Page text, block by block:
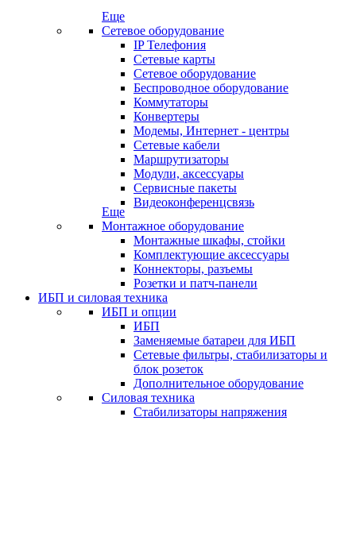
Еще
Сетевое оборудование
IP Телефония
Сетевые карты
Сетевое оборудование
Беспроводное оборудование
Коммутаторы
Конвертеры
Модемы, Интернет - центры
Сетевые кабели
Маршрутизаторы
Модули, аксессуары
Сервисные пакеты
Видеоконференцсвязь
Еще
Монтажное оборудование
Монтажные шкафы, стойки
Комплектующие аксессуары
Коннекторы, разъемы
Розетки и патч-панели
ИБП и силовая техника
ИБП и опции
ИБП
Заменяемые батареи для ИБП
Сетевые фильтры, стабилизаторы и
блок розеток
Дополнительное оборудование
Силовая техника
Стабилизаторы напряжения